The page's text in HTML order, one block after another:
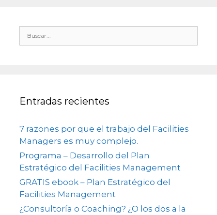
Entradas recientes
7 razones por que el trabajo del Facilities
Managers es muy complejo.
Programa – Desarrollo del Plan
Estratégico del Facilities Management
GRATIS ebook – Plan Estratégico del
Facilities Management
¿Consultoría o Coaching? ¿O los dos a la